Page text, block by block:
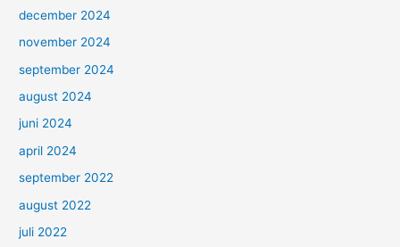
december 2024
november 2024
september 2024
august 2024
juni 2024
april 2024
september 2022
august 2022
juli 2022